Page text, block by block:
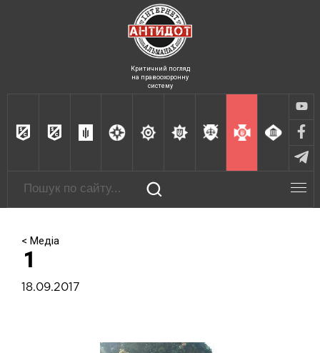
Критичний погляд
на правоохоронну
систему
< Медіа
1
18.09.2017